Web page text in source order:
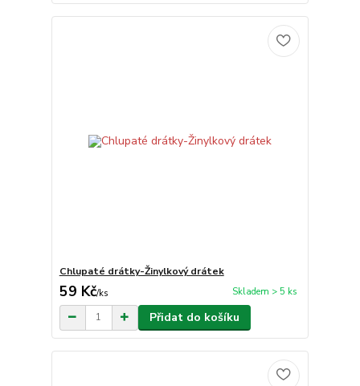
Chlupaté drátky-Žinylkový drátek
59 Kč/ks Skladem > 5 ks
Přidat do košíku